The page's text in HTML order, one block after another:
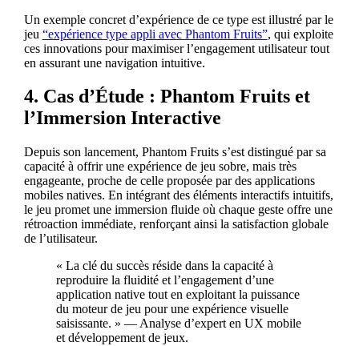
Un exemple concret d’expérience de ce type est illustré par le
jeu “expérience type appli avec Phantom Fruits”, qui exploite
ces innovations pour maximiser l’engagement utilisateur tout
en assurant une navigation intuitive.
4. Cas d’Étude : Phantom Fruits et
l’Immersion Interactive
Depuis son lancement, Phantom Fruits s’est distingué par sa
capacité à offrir une expérience de jeu sobre, mais très
engageante, proche de celle proposée par des applications
mobiles natives. En intégrant des éléments interactifs intuitifs,
le jeu promet une immersion fluide où chaque geste offre une
rétroaction immédiate, renforçant ainsi la satisfaction globale
de l’utilisateur.
« La clé du succès réside dans la capacité à
reproduire la fluidité et l’engagement d’une
application native tout en exploitant la puissance
du moteur de jeu pour une expérience visuelle
saisissante. » — Analyse d’expert en UX mobile
et développement de jeux.